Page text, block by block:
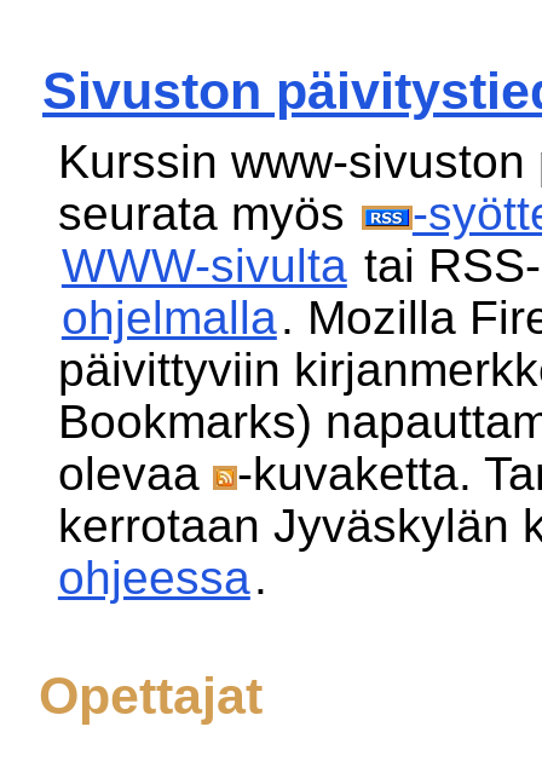
Sivuston
Kurssin www-
seurata myös
-
WWW-sivulta tai
ohjelmalla. Mozilla
päivittyviin
Bookmarks)
olevaa
-kuvaketta.
kerrotaan Jyväskylän
ohjeessa.
Opettajat